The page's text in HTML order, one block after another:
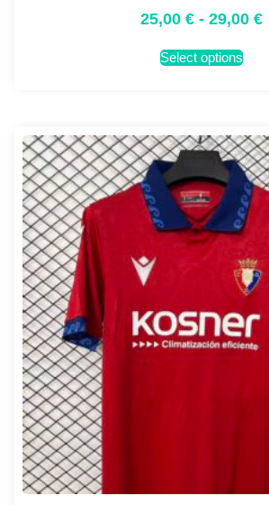
25,00 € - 29,00 €
Select options